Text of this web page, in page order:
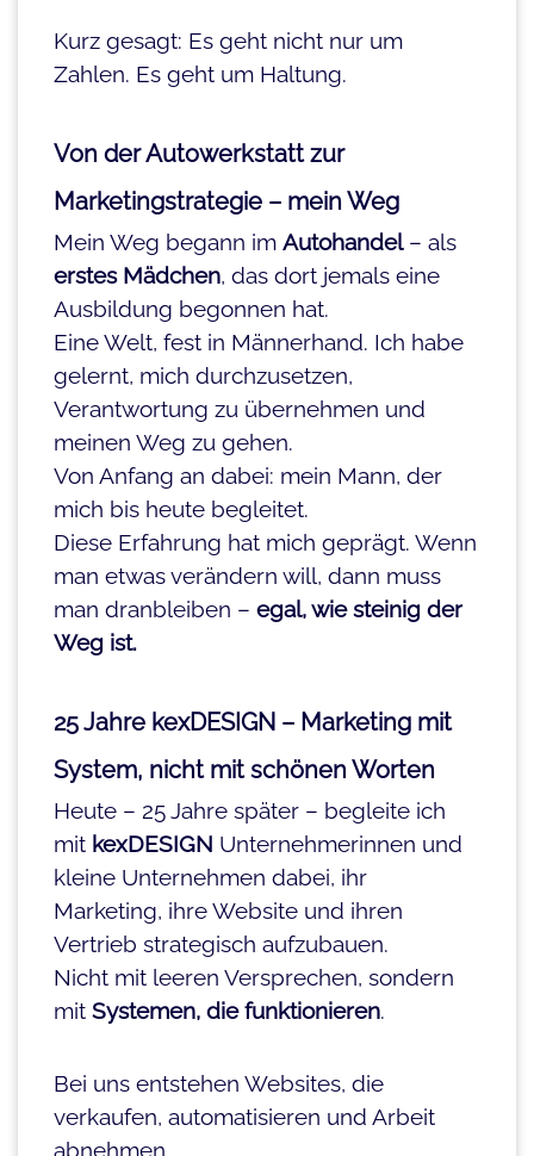
Kurz gesagt: Es geht nicht nur um
Zahlen. Es geht um Haltung.
Von der Autowerkstatt zur
Marketingstrategie – mein Weg
Mein Weg begann im Autohandel– als
erstes Mädchen, das dort jemals eine
Ausbildung begonnen hat.
Eine Welt, fest in Männerhand. Ich habe
gelernt, mich durchzusetzen,
Verantwortung zu übernehmen und
meinen Weg zu gehen.
Von Anfang an dabei: mein Mann, der
mich bis heute begleitet.
Diese Erfahrung hat mich geprägt. Wenn
man etwas verändern will, dann muss
man dranbleiben – egal, wie steinig der
Weg ist.
25 Jahre kexDESIGN – Marketing mit
System, nicht mit schönen Worten
Heute – 25 Jahre später – begleite ich
mit kexDESIGN Unternehmerinnen und
kleine Unternehmen dabei, ihr
Marketing, ihre Website und ihren
Vertrieb strategisch aufzubauen.
Nicht mit leeren Versprechen, sondern
mit Systemen, die funktionieren.
Bei uns entstehen Websites, die
verkaufen, automatisieren und Arbeit
abnehmen.